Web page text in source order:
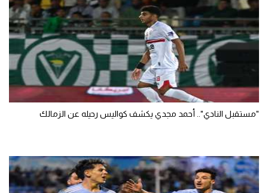
"مستقبل النادي".. أحمد مجدي يكشف كواليس رحيله عن الزمالك